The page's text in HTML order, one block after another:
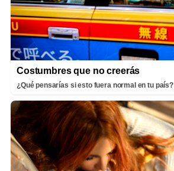
Costumbres que no creerás
¿Qué pensarías si esto fuera normal en tu país?